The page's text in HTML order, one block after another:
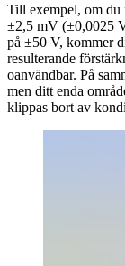
Till exempel, om du
±2,5 mV (±0,0025
på ±50 V, kommer
resulterande
oanvändbar. På
men ditt enda
klippas bort av